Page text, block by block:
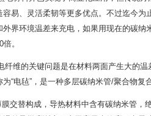
易、灵活柔韧等更多优点。不过迄今
界环境温差来充电，如果用现在的碳
。
维的关键问题是在材料两面产生大的
“电毡”，是一种多层碳纳米管/聚合物
交替构成，导热材料中含有碳纳米管，